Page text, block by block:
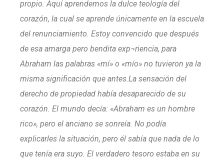
propio. Aquí aprendemos la dulce teología del
corazón, la cual se aprende únicamente en la escuela
del renunciamiento. Estoy convencido que después
de esa amarga pero bendita exp¬riencia, para
Abraham las palabras «mí» o «mío» no tuvieron ya la
misma significación que antes.La sensación del
derecho de propiedad había desaparecido de su
corazón. El mundo decía: «Abraham es un hombre
rico», pero el anciano se sonreía. No podía
explicarles la situación, pero él sabía que nada de lo
que tenía era suyo. El verdadero tesoro estaba en su